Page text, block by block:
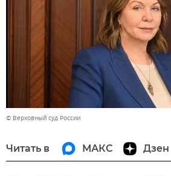
© Верховный суд России
Читать в МАКС Дзен